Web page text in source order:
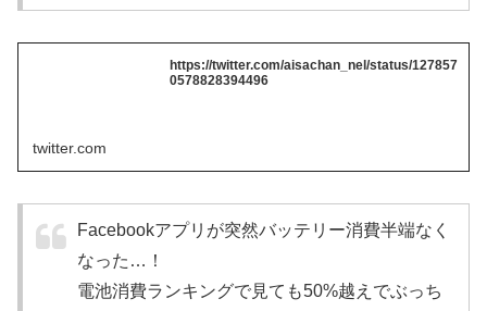
https://twitter.com/aisachan_nel/status/127857
0578828394496
twitter.com
Facebookアプリが突然バッテリー消費半端なく
なった…！
電池消費ランキングで見ても50%越えでぶっち